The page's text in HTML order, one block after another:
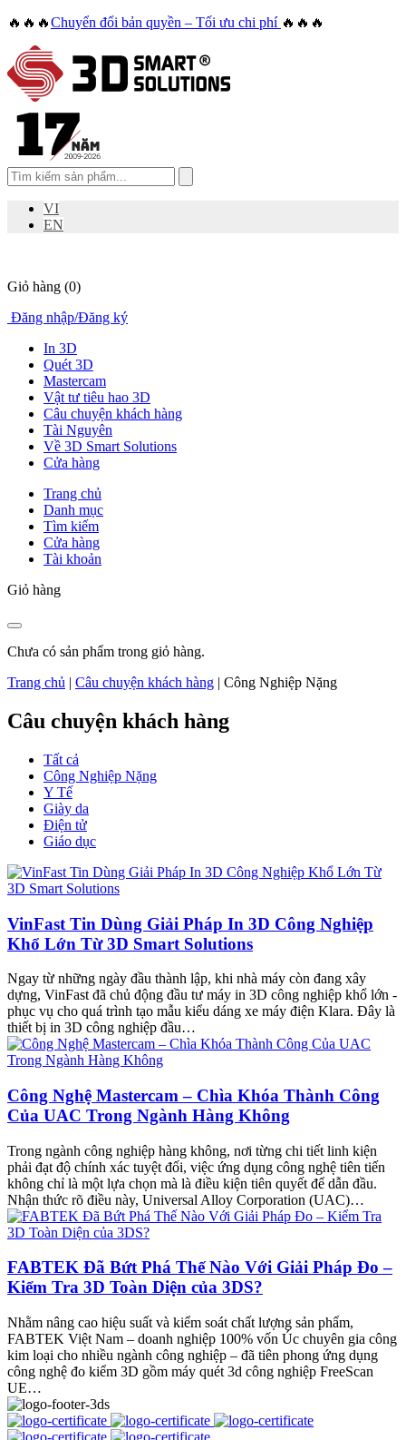
🔥🔥🔥Chuyển đổi bản quyền – Tối ưu chi phí 🔥🔥🔥
VI
EN
Giỏ hàng (0)
Đăng nhập/Đăng ký
In 3D
Quét 3D
Mastercam
Vật tư tiêu hao 3D
Câu chuyện khách hàng
Tài Nguyên
Về 3D Smart Solutions
Cửa hàng
Trang chủ
Danh mục
Tìm kiếm
Cửa hàng
Tài khoản
Giỏ hàng
Chưa có sản phẩm trong giỏ hàng.
Trang chủ | Câu chuyện khách hàng | Công Nghiệp Nặng
Câu chuyện khách hàng
Tất cả
Công Nghiệp Nặng
Y Tế
Giày da
Điện tử
Giáo dục
VinFast Tin Dùng Giải Pháp In 3D Công Nghiệp
Khổ Lớn Từ 3D Smart Solutions
Ngay từ những ngày đầu thành lập, khi nhà máy còn đang xây
dựng, VinFast đã chủ động đầu tư máy in 3D công nghiệp khổ lớn -
phục vụ cho quá trình tạo mẫu kiểu dáng xe máy điện Klara. Đây là
thiết bị in 3D công nghiệp đầu…
Công Nghệ Mastercam – Chìa Khóa Thành Công
Của UAC Trong Ngành Hàng Không
Trong ngành công nghiệp hàng không, nơi từng chi tiết linh kiện
phải đạt độ chính xác tuyệt đối, việc ứng dụng công nghệ tiên tiến
không chỉ là một lựa chọn mà là điều kiện tiên quyết để dẫn đầu.
Nhận thức rõ điều này, Universal Alloy Corporation (UAC)…
FABTEK Đã Bứt Phá Thế Nào Với Giải Pháp Đo –
Kiểm Tra 3D Toàn Diện của 3DS?
Nhằm nâng cao hiệu suất và kiểm soát chất lượng sản phẩm,
FABTEK Việt Nam – doanh nghiệp 100% vốn Úc chuyên gia công
kim loại cho nhiều ngành công nghiệp – đã tiên phong ứng dụng
công nghệ đo kiểm 3D gồm máy quét 3d công nghiệp FreeScan
UE…